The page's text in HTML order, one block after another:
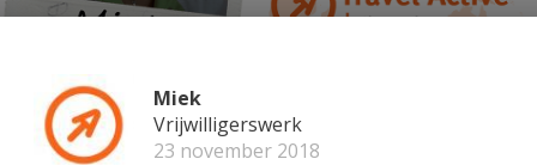
Miek
Vrijwilligerswerk
23 november 2018